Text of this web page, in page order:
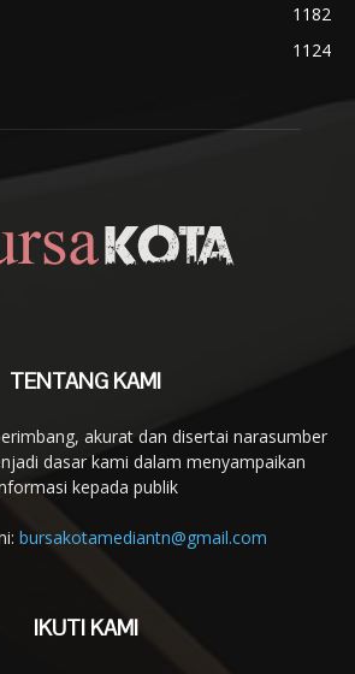
1182
1124
TENTANG KAMI
akurat dan disertai narasumber
dasar kami dalam menyampaikan
kepada publik
bursakotamediantn@gmail.com
IKUTI KAMI